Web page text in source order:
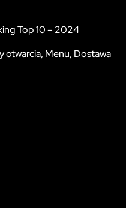
Top 10 – 2024
otwarcia, Menu, Dostawa